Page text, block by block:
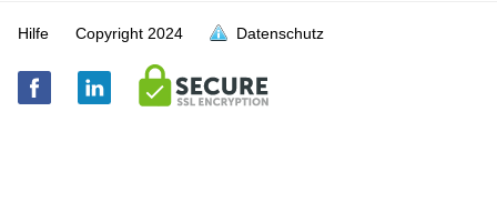
Hilfe Copyright 2024 Datenschutz